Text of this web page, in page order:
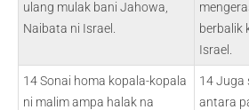
ulang mulak bani Jahowa,
Naibata ni Israel.
berbalik
Israel.
14 Sonai homa kopala-kopala
ni malim ampa halak na
14 Juga
antara